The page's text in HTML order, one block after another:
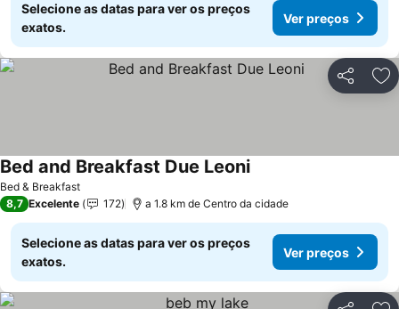
Selecione as datas para ver os preços
exatos.
Ver preços
Partilhar
Bed & Breakfast
Bed and Breakfast Due LeoniVer preços
8,7 Excelente 172 a 1.8 km de Centro da cidade
Selecione as datas para ver os preços
exatos.
Ver preços